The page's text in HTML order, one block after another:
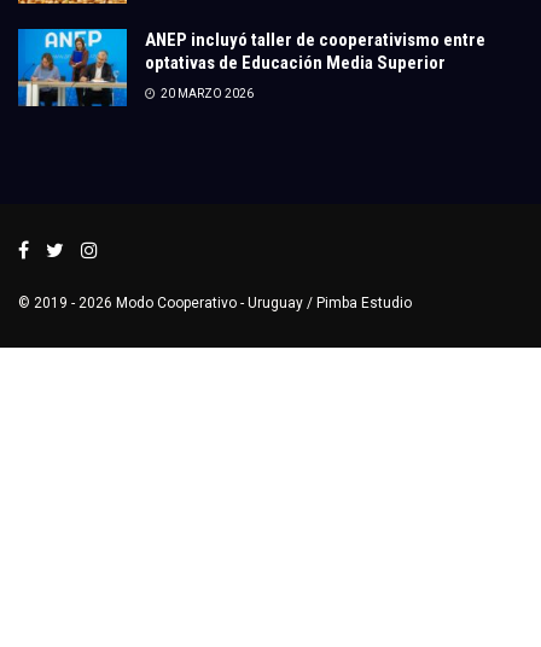
ANEP incluyó taller de cooperativismo entre
optativas de Educación Media Superior
20 MARZO 2026
© 2019 - 2026 Modo Cooperativo - Uruguay / Pimba Estudio